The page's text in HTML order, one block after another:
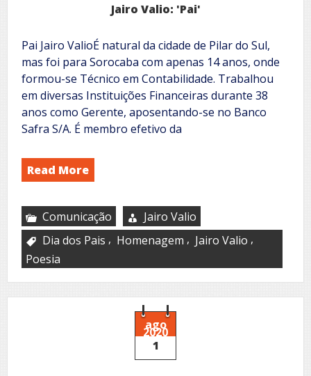
Jairo Valio: 'Pai'
Pai Jairo ValioÉ natural da cidade de Pilar do Sul,
mas foi para Sorocaba com apenas 14 anos, onde
formou-se Técnico em Contabilidade. Trabalhou
em diversas Instituições Financeiras durante 38
anos como Gerente, aposentando-se no Banco
Safra S/A. É membro efetivo da
Read More
Comunicação
Jairo Valio
Dia dos Pais , Homenagem , Jairo Valio ,
Poesia
ago
2020
1